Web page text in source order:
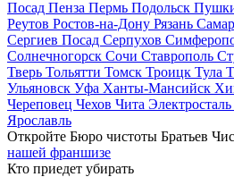
Посад Пенза Пермь Подольск
Реутов Ростов-на-Дону Рязань
Сергиев Посад Серпухов
Солнечногорск Сочи Ставрополь
Тверь Тольятти Томск Троицк Тула
Ульяновск Уфа Ханты-Мансийск
Череповец Чехов Чита Электросталь
Ярославль
Откройте Бюро чистоты Братьев
нашей франшизе
Кто приедет убирать